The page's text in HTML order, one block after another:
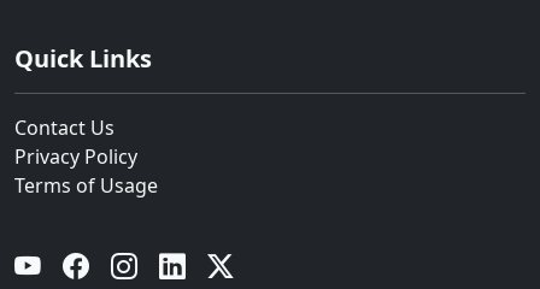
Quick Links
Contact Us
Privacy Policy
Terms of Usage
YouTube Facebook Instagram Linkedin